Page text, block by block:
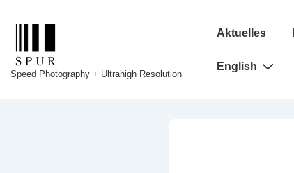
Zum
Speed Photography + Ultrahigh Resolution
Hauptnavigation
Aktuelles
English